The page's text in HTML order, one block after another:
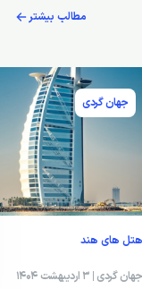
مطالب بیشتر
جهان گردی
هتل های هند
جهان گردی | 3 اردیبهشت 1404